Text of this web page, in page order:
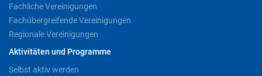
Fachliche Vereinigungen
Fachübergreifende Vereinigungen
Regionale Vereinigungen
Aktivitäten und Programme
Selbst aktiv werden